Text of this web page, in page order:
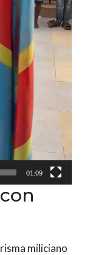
01:09
miliciano